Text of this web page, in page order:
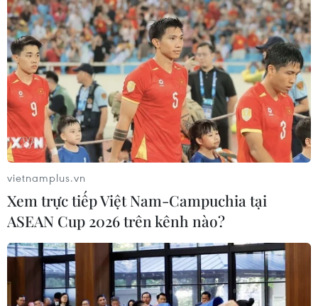
vietnamplus.vn
Xem trực tiếp Việt Nam-Campuchia tại
ASEAN Cup 2026 trên kênh nào?